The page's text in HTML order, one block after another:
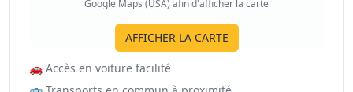
Google Maps (USA) afin d'afficher la carte
AFFICHER LA CARTE
🚗 Accès en voiture facilité